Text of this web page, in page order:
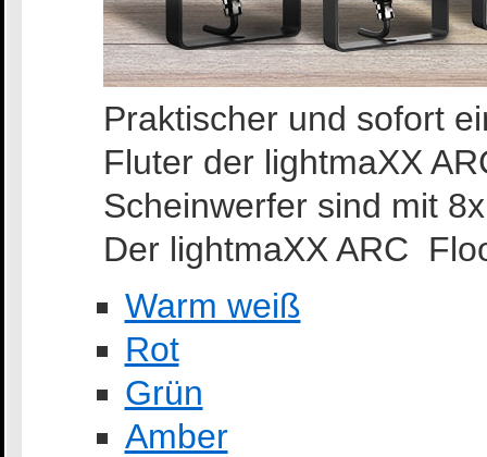
Praktischer und sofort
Fluter der lightmaXX
Scheinwerfer sind mit
Der lightmaXX ARC
Warm weiß
Rot
Grün
Amber